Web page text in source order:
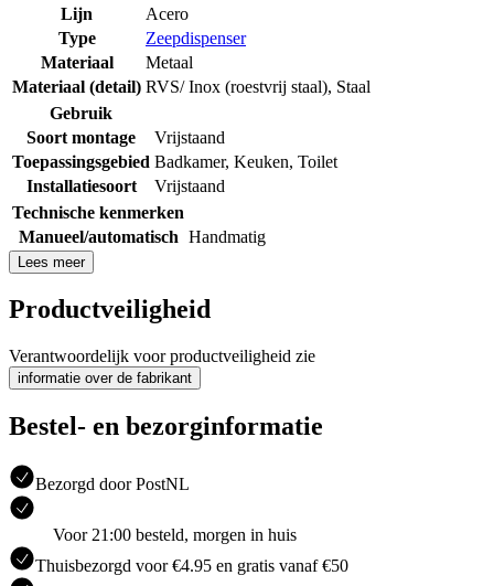
Lijn
Acero
Type
Zeepdispenser
Materiaal
Metaal
Materiaal (detail) RVS/ Inox (roestvrij staal), Staal
Gebruik
Soort montage
Vrijstaand
Toepassingsgebied Badkamer, Keuken, Toilet
Installatiesoort
Vrijstaand
Technische kenmerken
Manueel/automatisch Handmatig
Lees meer
Productveiligheid
Verantwoordelijk voor productveiligheid zie
informatie over de fabrikant
Bestel- en bezorginformatie
Bezorgd door PostNL
Voor 21:00 besteld, morgen in huis
Thuisbezorgd voor €4.95 en gratis vanaf €50